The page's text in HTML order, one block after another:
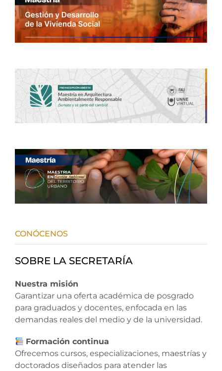
CONÓCENOS
SOBRE LA SECRETARÍA
Nuestra misión
Garantizar una oferta académica de posgrado
para graduados y docentes, enfocada en las
demandas reales del medio y de la universidad.
Formación continua
Ofrecemos cursos, especializaciones, maestrías y
doctorados diseñados para atender las